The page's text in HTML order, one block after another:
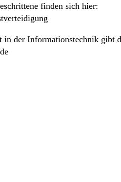
finden sich hier:
in der Informationstechnik gibt